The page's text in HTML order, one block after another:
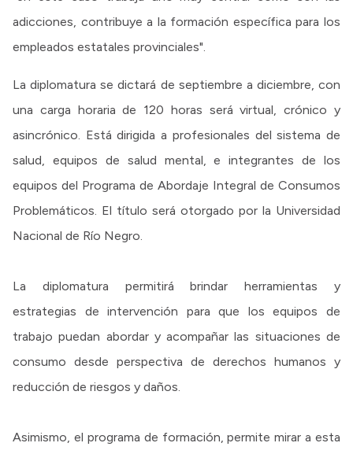
adicciones, contribuye a la formación específica para los
empleados estatales provinciales".
La diplomatura se dictará de septiembre a diciembre, con
una carga horaria de 120 horas será virtual, crónico y
asincrónico. Está dirigida a profesionales del sistema de
salud, equipos de salud mental, e integrantes de los
equipos del Programa de Abordaje Integral de Consumos
Problemáticos. El título será otorgado por la Universidad
Nacional de Río Negro.
La diplomatura permitirá brindar herramientas y
estrategias de intervención para que los equipos de
trabajo puedan abordar y acompañar las situaciones de
consumo desde perspectiva de derechos humanos y
reducción de riesgos y daños.
Asimismo, el programa de formación, permite mirar a esta